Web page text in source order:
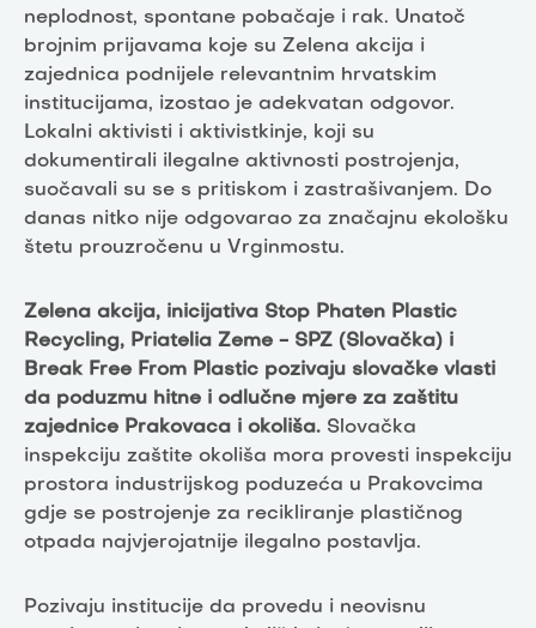
neplodnost, spontane pobačaje i rak. Unatoč
brojnim prijavama koje su Zelena akcija i
zajednica podnijele relevantnim hrvatskim
institucijama, izostao je adekvatan odgovor.
Lokalni aktivisti i aktivistkinje, koji su
dokumentirali ilegalne aktivnosti postrojenja,
suočavali su se s pritiskom i zastrašivanjem. Do
danas nitko nije odgovarao za značajnu ekološku
štetu prouzročenu u Vrginmostu.
Zelena akcija, inicijativa Stop Phaten Plastic
Recycling, Priatelia Zeme - SPZ (Slovačka) i
Break Free From Plastic pozivaju slovačke vlasti
da poduzmu hitne i odlučne mjere za zaštitu
zajednice Prakovaca i okoliša. Slovačka
inspekciju zaštite okoliša mora provesti inspekciju
prostora industrijskog poduzeća u Prakovcima
gdje se postrojenje za recikliranje plastičnog
otpada najvjerojatnije ilegalno postavlja.
Pozivaju institucije da provedu i neovisnu